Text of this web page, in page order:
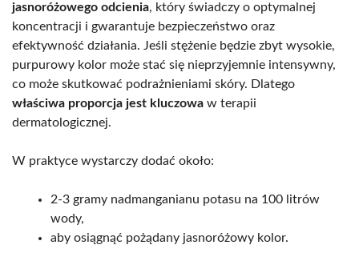
jasnoróżowego odcienia, który świadczy o optymalnej
koncentracji i gwarantuje bezpieczeństwo oraz
efektywność działania. Jeśli stężenie będzie zbyt wysokie,
purpurowy kolor może stać się nieprzyjemnie intensywny,
co może skutkować podrażnieniami skóry. Dlatego
właściwa proporcja jest kluczowa w terapii
dermatologicznej.
W praktyce wystarczy dodać około:
2-3 gramy nadmanganianu potasu na 100 litrów
wody,
aby osiągnąć pożądany jasnoróżowy kolor.